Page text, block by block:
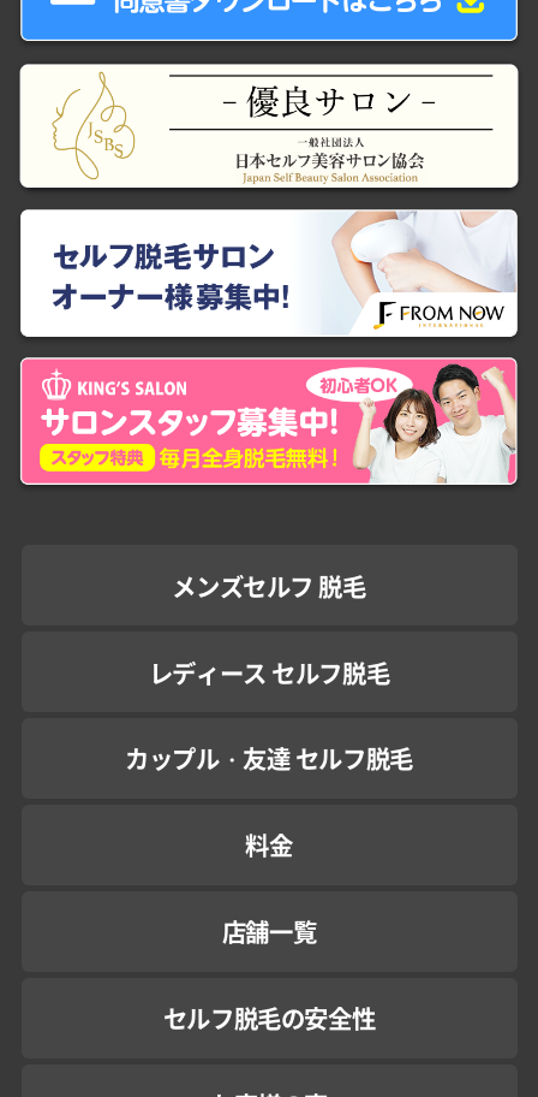
メンズセルフ 脱毛
レディース セルフ脱毛
カップル・友達 セルフ脱毛
料金
店舗一覧
セルフ脱毛の安全性